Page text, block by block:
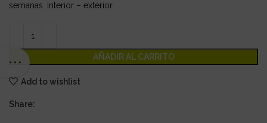
semanas. Interior – exterior.
AÑADIR AL CARRITO
Add to wishlist
Share: